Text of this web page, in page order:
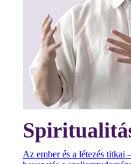
Az ember és a létezés titkai